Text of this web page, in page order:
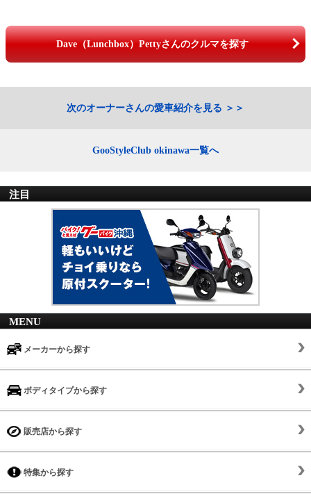
Dave（Lunchbox）Pettyさんのクルマを探す
次のオーナーさんの愛車紹介を見る
GooStyleClub okinawa一覧へ
注目
MENU
メーカーから探す
ボディタイプから探す
販売店から探す
特集から探す